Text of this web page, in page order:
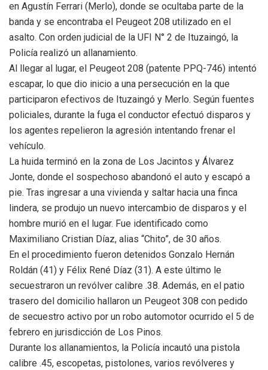
en Agustín Ferrari (Merlo), donde se ocultaba parte de la
banda y se encontraba el Peugeot 208 utilizado en el
asalto. Con orden judicial de la UFI N° 2 de Ituzaingó, la
Policía realizó un allanamiento.
Al llegar al lugar, el Peugeot 208 (patente PPQ-746) intentó
escapar, lo que dio inicio a una persecución en la que
participaron efectivos de Ituzaingó y Merlo. Según fuentes
policiales, durante la fuga el conductor efectuó disparos y
los agentes repelieron la agresión intentando frenar el
vehículo.
La huida terminó en la zona de Los Jacintos y Álvarez
Jonte, donde el sospechoso abandonó el auto y escapó a
pie. Tras ingresar a una vivienda y saltar hacia una finca
lindera, se produjo un nuevo intercambio de disparos y el
hombre murió en el lugar. Fue identificado como
Maximiliano Cristian Díaz, alias “Chito”, de 30 años.
En el procedimiento fueron detenidos Gonzalo Hernán
Roldán (41) y Félix René Díaz (31). A este último le
secuestraron un revólver calibre .38. Además, en el patio
trasero del domicilio hallaron un Peugeot 308 con pedido
de secuestro activo por un robo automotor ocurrido el 5 de
febrero en jurisdicción de Los Pinos.
Durante los allanamientos, la Policía incautó una pistola
calibre .45, escopetas, pistolones, varios revólveres y